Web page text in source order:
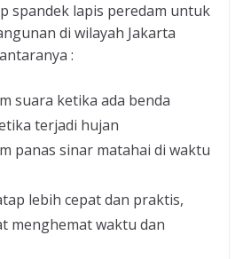
spandek lapis peredam untuk
di wilayah Jakarta
:
suara ketika ada benda
terjadi hujan
panas sinar matahai di waktu
lebih cepat dan praktis,
menghemat waktu dan